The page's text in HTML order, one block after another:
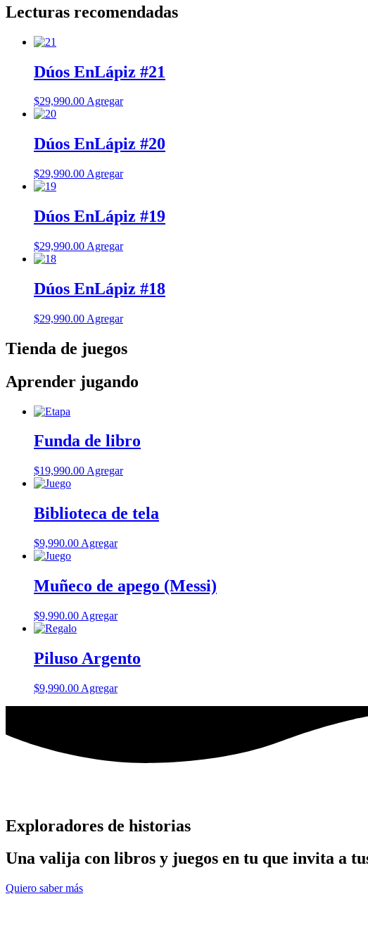
Lecturas recomendadas
Dúos EnLápiz #21
$29,990.00Agregar
Dúos EnLápiz #20
$29,990.00 Agregar
Dúos EnLápiz #19
$29,990.00 Agregar
Dúos EnLápiz #18
$29,990.00 Agregar
Tienda de juegos
Aprender jugando
Funda de libro
$19,990.00 Agregar
Biblioteca de tela
$9,990.00 Agregar
Muñeco de apego (Messi)
$9,990.00 Agregar
Piluso Argento
$9,990.00 Agregar
Exploradores de historias
Una valija con libros y juegos en tu que invita a
Quiero saber más